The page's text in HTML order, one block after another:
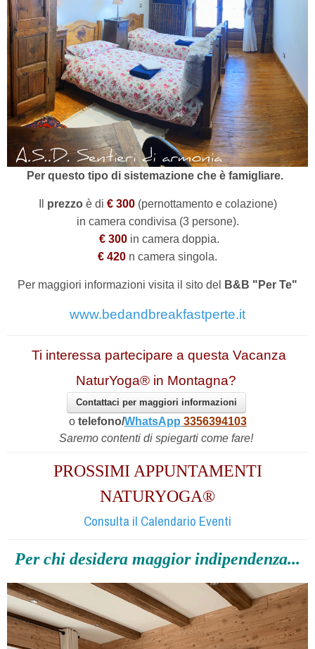
Per questo tipo di sistemazione che è famigliare.
prezzoè di €300(pernottamento e colazione)
in camera condivisa (3 persone).
€300in camera doppia.
€ 420 n camera singola.
Per maggiori informazioni visita il sito del B&B "Per Te"
www.bedandbreakfastperte.it
Ti interessa partecipare a questa Vacanza
NaturYoga® in Montagna?
Contattaci per maggiori informazioni
o telefono/WhatsApp 3356394103
Saremo contenti di spiegarti come fare!
PROSSIMI APPUNTAMENTI
NATURYOGA®
Consulta il Calendario Eventi
Perchi desidera maggior indipendenza...